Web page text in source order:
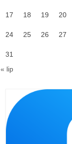
17 18 19 20
24 25 26 27
31
« lip